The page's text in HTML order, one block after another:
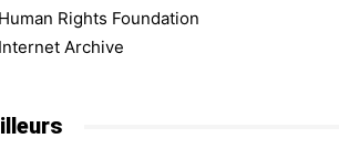
Human Rights Foundation
Internet Archive